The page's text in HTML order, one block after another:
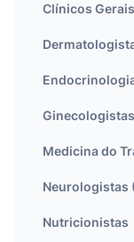
Clínicos Gerais
Ginecologistas
Medicina do
Neurologistas
Nutricionistas